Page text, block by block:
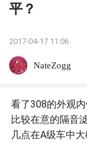
平？
2017-04-17 11:06
NateZogg
看了308的外观
比较在意的隔音
几点在A级车中